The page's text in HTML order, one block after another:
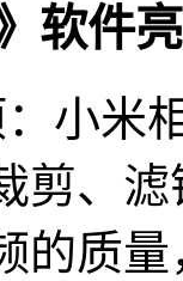
软件
小米
剪、
的质